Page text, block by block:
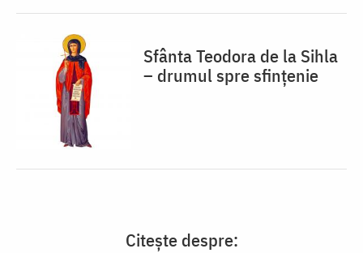
Sfânta Teodora de la Sihla
– drumul spre sfințenie
Citește despre: